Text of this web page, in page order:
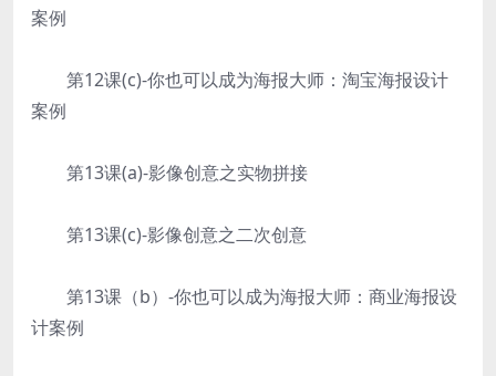
案例
第12课(c)-你也可以成为海报大师：淘宝海报设计
案例
第13课(a)-影像创意之实物拼接
第13课(c)-影像创意之二次创意
第13课（b）-你也可以成为海报大师：商业海报设
计案例